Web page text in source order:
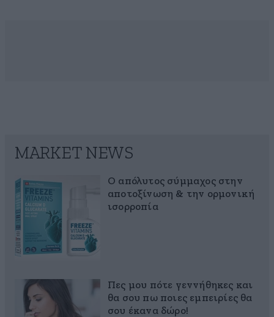
MARKET NEWS
Ο απόλυτος σύμμαχος στην
αποτοξίνωση & την ορμονική
ισορροπία
Πες μου πότε γεννήθηκες και
θα σου πω ποιες εμπειρίες θα
σου έκανα δώρο!